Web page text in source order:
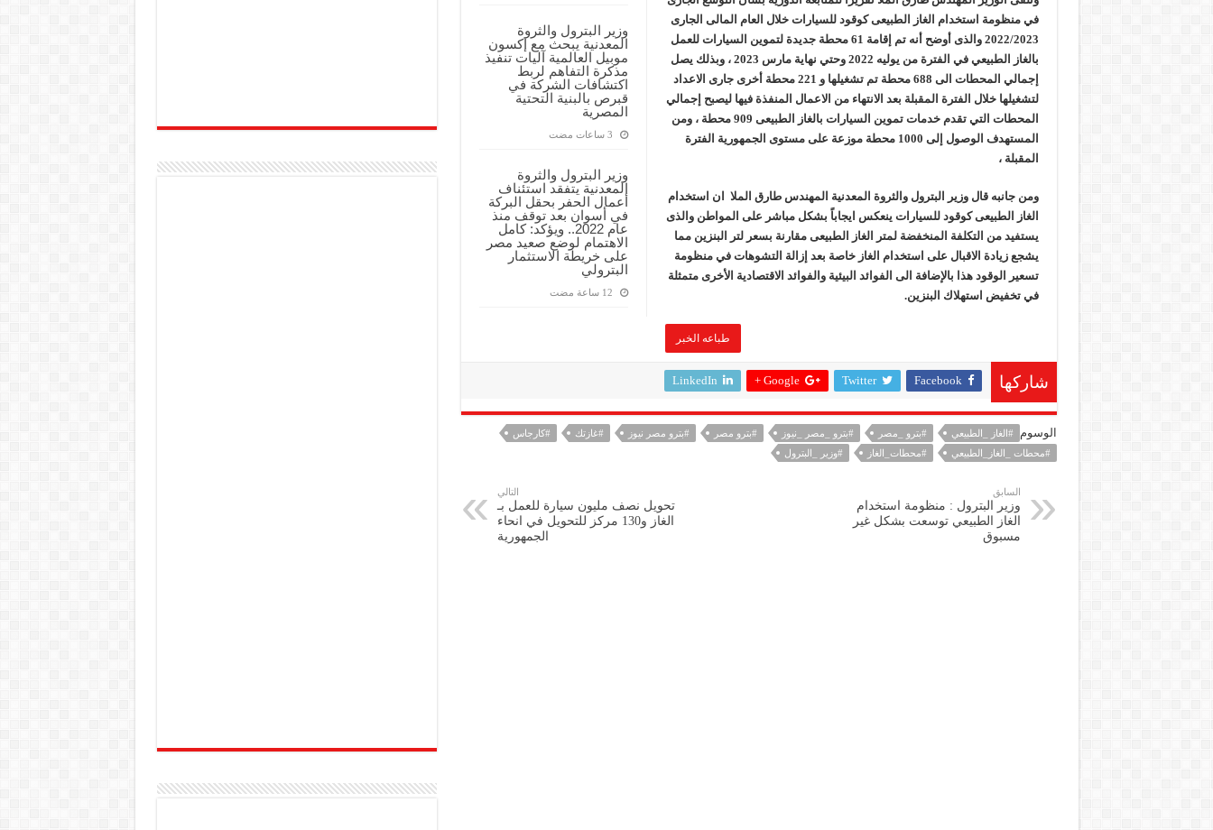
وزير البترول والثروة
المعدنية يبحث مع إكسون
موبيل العالمية آليات تنفيذ
مذكرة التفاهم لربط
اكتشافات الشركة في
قبرص بالبنية التحتية
المصرية
وزير البترول والثروة
المعدنية يتفقد استئناف
أعمال الحفر بحقل البركة
في أسوان بعد توقف منذ
عام 2022.. ويؤكد: كامل
الاهتمام لوضع صعيد مصر
على خريطة الاستثمار
البترولي
في منظومة استخدام الغاز الطبيعى كوقود للسيارات خلال العام المالى الجارى
2022/2023 والذى أوضح أنه تم إقامة 61 محطة جديدة لتموين السيارات للعمل
بالغاز الطبيعي في الفترة من يوليه 2022 وحتي نهاية مارس 2023 ، وبذلك يصل
إجمالي المحطات الى 688 محطة تم تشغيلها و 221 محطة أخرى جارى الاعداد
لتشغيلها خلال الفترة المقبلة بعد الانتهاء من الاعمال المنفذة فيها ليصبح إجمالي
المحطات التي تقدم خدمات تموين السيارات بالغاز الطبيعى 909 محطة ، ومن
المستهدف الوصول إلى 1000 محطة موزعة على مستوى الجمهورية الفترة
المقبلة ،
ومن جانبه قال وزير البترول والثروة المعدنية المهندس طارق الملا ان استخدام
الغاز الطبيعى كوقود للسيارات ينعكس ايجاباً بشكل مباشر على المواطن والذى
يستفيد من التكلفة المنخفضة لمتر الغاز الطبيعى مقارنة بسعر لتر البنزين مما
يشجع زيادة الاقبال على استخدام الغاز خاصة بعد إزالة التشوهات في منظومة
تسعير الوقود هذا بالإضافة الى الفوائد البيئية والفوائد الاقتصادية الأخرى متمثلة
في تخفيض استهلاك البنزين.
طباعه الخبر
شاركها Facebook
Twitter
Google +
LinkedIn
الوسوم #الغاز _الطبيعي #بترو _مصر #بترو _مصر _نيوز #بترو مصر #بترو مصر نيوز #غازتك
#كارجاس
#محطات _الغاز_الطبيعي
#محطات_الغاز #وزير _البترول
السابق
وزير البترول : منظومة استخدام
الغاز الطبيعي توسعت بشكل غير
مسبوق
التالي
تحويل نصف مليون سيارة للعمل بـ
الغاز و130 مركز للتحويل في انحاء
الجمهورية